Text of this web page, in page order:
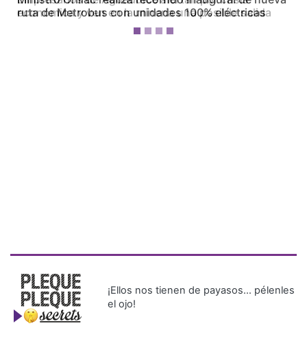
económica y ven en la minería una posible salida
¡Ellos nos tienen de payasos… pélenles
el ojo!